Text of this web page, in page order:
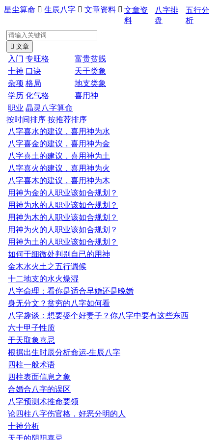
星尘算命  生辰八字  文章资料  文章资
料
八字排
盘
五行分
析
 文章
入门 专旺格
富贵贫贱
十神 口诀
天干类象
杂项 格局
地支类象
学历 化气格
喜用神
职业 晶灵八字算命
按时间排序 按推荐排序
八字喜水的建议，喜用神为水
八字喜金的建议，喜用神为金
八字喜土的建议，喜用神为土
八字喜火的建议，喜用神为火
八字喜木的建议，喜用神为木
用神为金的人职业该如合规划？
用神为水的人职业该如合规划？
用神为木的人职业该如合规划？
用神为火的人职业该如合规划？
用神为土的人职业该如合规划？
如何于细微处判别自已的用神
金木水火土之五行调候
十二地支的水火燥湿
八字命理：看你是适合早婚还是晚婚
身无分文？贫穷的八字如何看
八字趣谈：想要娶个好妻子？你八字中要有这些东西
六十甲子性质
干天取象喜忌
根据出生时辰分析命运-生辰八字
四柱一般术语
四柱表面信息之象
合婚合八字的误区
八字预测术推命要领
论四柱八字伤官格，好恶分明的人
十神分析
天干的阴阳喜忌